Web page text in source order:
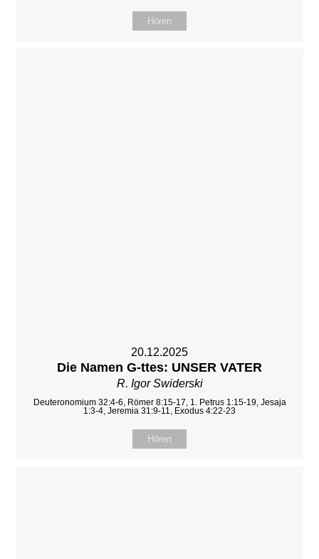
Hören
20.12.2025
Die Namen G-ttes: UNSER VATER
R. Igor Swiderski
Deuteronomium 32:4-6, Römer 8:15-17, 1. Petrus 1:15-19, Jesaja
1:3-4, Jeremia 31:9-11, Exodus 4:22-23
Hören